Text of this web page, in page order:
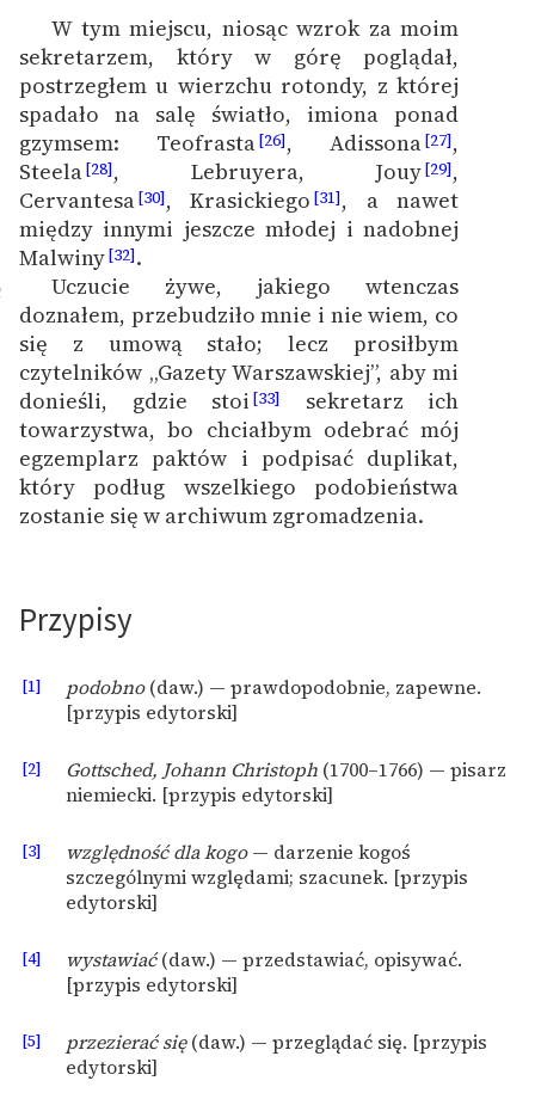
W tym miejscu, niosąc wzrok za moim
sekretarzem, który w górę poglądał,
postrzegłem u wierzchu rotondy, z której
spadało na salę światło, imiona ponad
gzymsem: Teofrasta[26], Adissona[27],
Steela[28], Lebruyera, Jouy[29],
Cervantesa[30], Krasickiego [31], a nawet
między innymi jeszcze młodej i nadobnej
Malwiny[32].
Uczucie żywe, jakiego wtenczas
doznałem, przebudziło mnie i nie wiem, co
się z umową stało; lecz prosiłbym
czytelników „Gazety Warszawskiej”, aby mi
donieśli, gdzie stoi [33]
sekretarz ich
towarzystwa, bo chciałbym odebrać mój
egzemplarz paktów i podpisać duplikat,
który podług wszelkiego podobieństwa
zostanie się w archiwum zgromadzenia.
Przypisy
[1] podobno(daw.) — prawdopodobnie, zapewne.
[przypis edytorski]
[2] Gottsched, Johann Christoph (1700–1766) — pisarz
niemiecki. [przypis edytorski]
[3] względność dla kogo— darzenie kogoś
szczególnymi względami; szacunek. [przypis
edytorski]
[4] wystawiać(daw.) — przedstawiać, opisywać.
[przypis edytorski]
[5] przezierać się(daw.) — przeglądać się. [przypis
edytorski]